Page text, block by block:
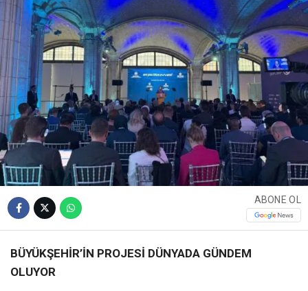
ABONE OL
BÜYÜKŞEHİR’İN PROJESİ DÜNYADA GÜNDEM
OLUYOR